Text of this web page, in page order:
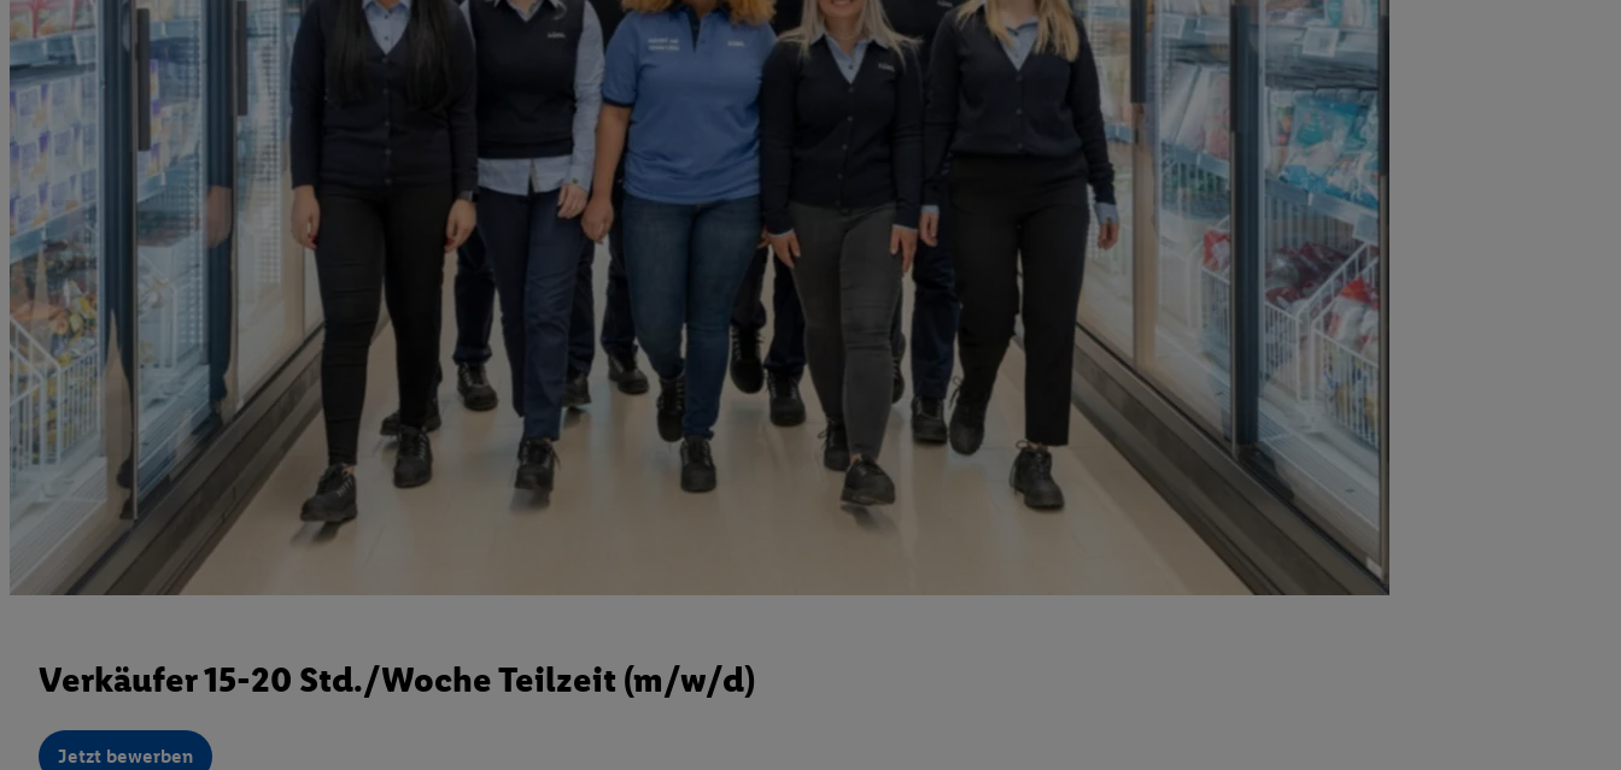
Verkäufer 15-20 Std./Woche Teilzeit (m/w/d)
Jetzt bewerben